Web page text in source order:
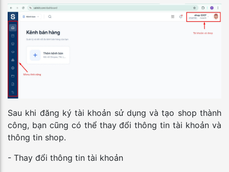
Sau khi đăng ký tài khoản sử dụng và tạo shop thành
công, bạn cũng có thể thay đổi thông tin tài khoản và
thông tin shop.
- Thay đổi thông tin tài khoản